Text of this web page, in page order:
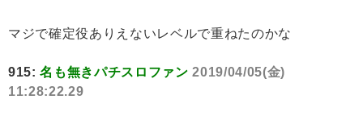
マジで確定役ありえないレベルで重ねたのかな
915:名も無きパチスロファン 2019/04/05(金)
11:28:22.29